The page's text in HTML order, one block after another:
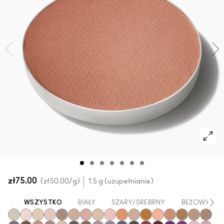
SPRAWDŹ WSZYSTKIE PRODUKTY DO TWARZY
Mini M·A·C
SPRAWDŹ WSZYSTKIE PRODUKTY DO OCZU
SPRAWDŹ WSZYSTKIE PĘDZLE
zł75.00 zł50.00/g 1.5 g (uzupełnianie)
WSZYSTKO BIAŁY SZARY/SREBRNY BEŻOWY